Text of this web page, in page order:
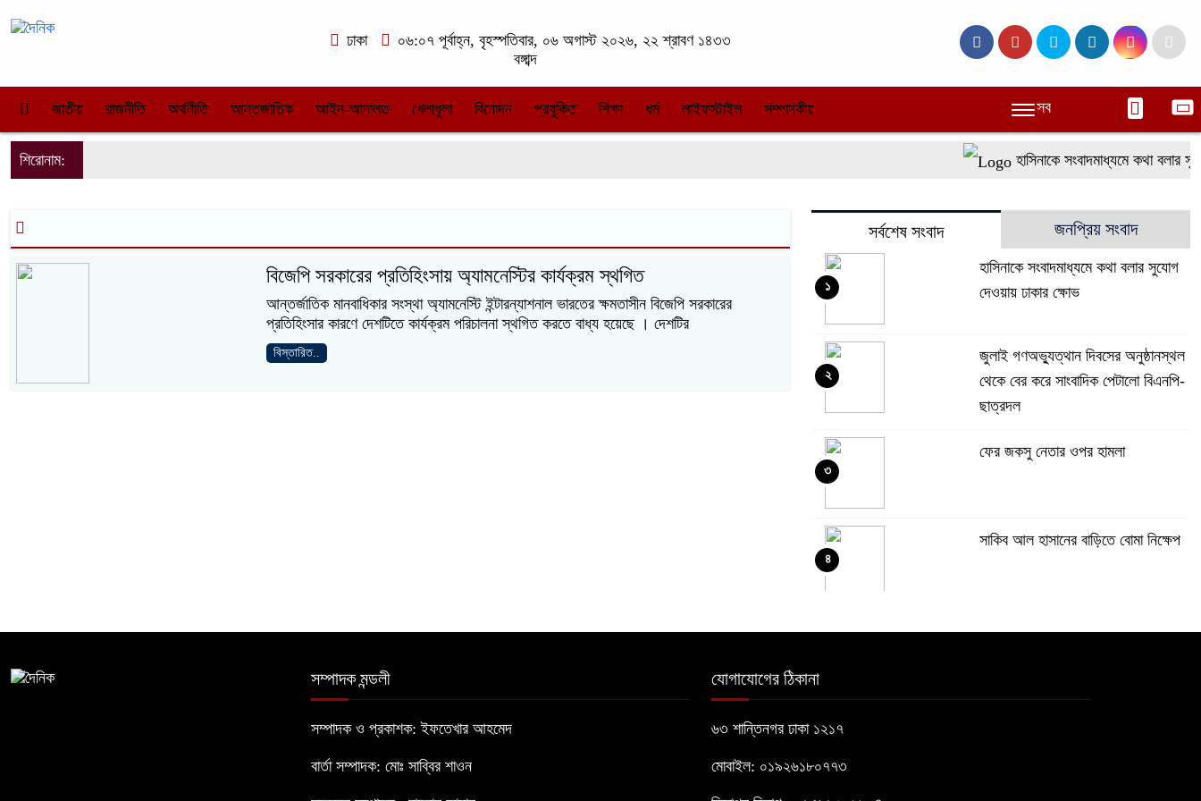
ঢাকা
০৬:০৭ পূর্বাহ্ন, বৃহস্পতিবার, ০৬ অগাস্ট ২০২৬, ২২ শ্রাবণ ১৪৩৩
বঙ্গাব্দ
জাতীয় রাজনীতি অর্থনীতি আন্তর্জাতিক আইন-আদালত খেলাধুলা বিনোদন প্রযুক্তি শিক্ষা ধর্ম লাইফস্টাইল সম্পাদকীয় সব
শিরোনাম: হাসিনাকে সংবাদমাধ্যমে কথা বলার
বিজেপি সরকারের প্রতিহিংসায় অ্যামনেস্টির কার্যক্রম স্থগিত
আন্তর্জাতিক মানবাধিকার সংস্থা অ্যামনেস্টি ইন্টারন্যাশনাল ভারতের ক্ষমতাসীন বিজেপি সরকারের
প্রতিহিংসার কারণে দেশটিতে কার্যক্রম পরিচালনা স্থগিত করতে বাধ্য হয়েছে । দেশটির
বিস্তারিত..
সর্বশেষ সংবাদ জনপ্রিয় সংবাদ
হাসিনাকে সংবাদমাধ্যমে কথা বলার সুযোগ
দেওয়ায় ঢাকার ক্ষোভ
১
জুলাই গণঅভ্যুত্থান দিবসের অনুষ্ঠানস্থল
থেকে বের করে সাংবাদিক পেটালো বিএনপি-
ছাত্রদল
২
ফের জকসু নেতার ওপর হামলা
৩
সাকিব আল হাসানের বাড়িতে বোমা নিক্ষেপ
৪
শেখ হাসিনার প্রশ্নে ঢাকা-দিল্লি সম্পর্কে
৬
সম্পাদক মন্ডলী
সম্পাদক ও প্রকাশক: ইফতেখার আহমেদ
বার্তা সম্পাদক: মোঃ সাব্বির শাওন
যোগাযোগের ঠিকানা
৬৩ শান্তিনগর ঢাকা ১২১৭
মোবাইল: ০১৯২৬১৮০৭৭৩